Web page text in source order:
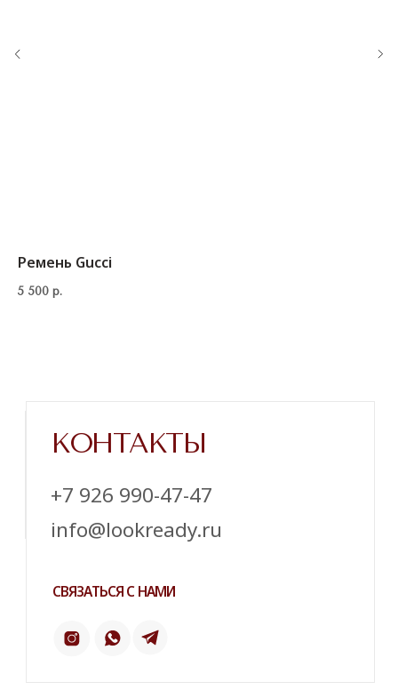
Ремень Gucci
5 500 р.
ПИНТЕРЕСТ
ИНСТАГРАМ*